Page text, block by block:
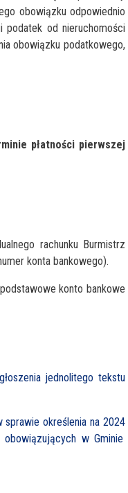
obowiązku odpowiednio
od nieruchomości
obowiązku podatkowego,
płatności pierwszej
rachunku Burmistrz
konta bankowego).
konto bankowe
jednolitego tekstu
sprawie określenia na 2024
w Gminie